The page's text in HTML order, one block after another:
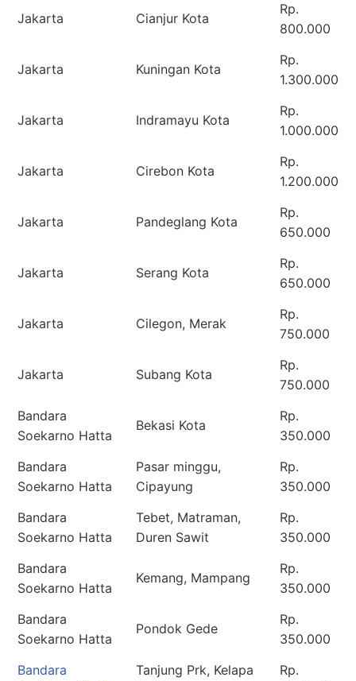
Jakarta Cianjur Kota
Rp.
800.000
Jakarta Kuningan Kota
Rp.
1.300.000
Jakarta Indramayu Kota
Rp.
1.000.000
Jakarta Cirebon Kota
Rp.
1.200.000
Jakarta Pandeglang Kota
Rp.
650.000
Jakarta Serang Kota
Rp.
650.000
Jakarta Cilegon, Merak
Rp.
750.000
Jakarta Subang Kota
Rp.
750.000
Bandara
Soekarno Hatta
Bekasi Kota
Rp.
350.000
Bandara
Soekarno Hatta
Pasar minggu,
Cipayung
Rp.
350.000
Bandara
Soekarno Hatta
Tebet, Matraman,
Duren Sawit
Rp.
350.000
Bandara
Soekarno Hatta
Kemang, Mampang
Rp.
350.000
Bandara
Soekarno Hatta
Pondok Gede
Rp.
350.000
Bandara
Tanjung Prk, Kelapa
Rp.